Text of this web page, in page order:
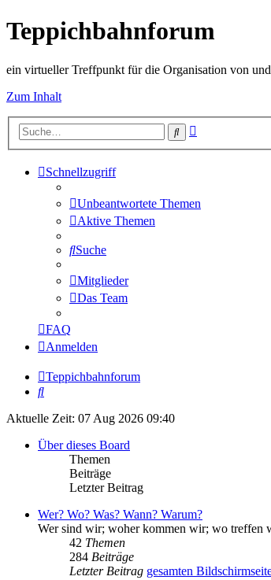
Teppichbahnforum
ein virtueller Treffpunkt für die Organisation von
Zum Inhalt
Suche
Schnellzugriff
Unbeantwortete Themen
Aktive Themen
Suche
Mitglieder
Das Team
FAQ
Anmelden
Teppichbahnforum
Suche
Aktuelle Zeit: 07 Aug 2026 09:40
Über dieses Board
Themen
Beiträge
Letzter Beitrag
Wer? Wo? Was? Wann? Warum?
Wer sind wir; woher kommen wir; wo treffen
42 Themen
284 Beiträge
Letzter Beitrag gesamten